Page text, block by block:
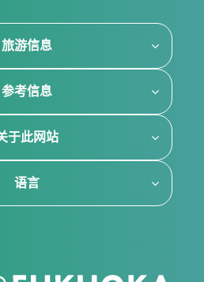
旅游信息
参考信息
于此网站
语言